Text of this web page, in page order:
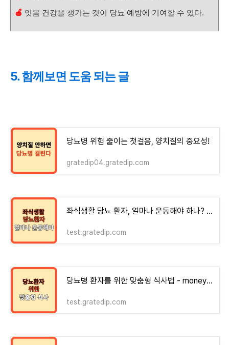
🍎 잇몸 건강을 챙기는 것이 당뇨 예방에 기여할 수 있다.
5. 함께보면 도움 되는 글
당뇨병 위험 줄이는 첫걸음, 양치질의 중요성!
gratedip04.gratedip.com
좌식생활 당뇨 환자, 얼마나 운동해야 하나? - money-health
test.gratedip.com
당뇨병 환자를 위한 맞춤형 식사법 - money-health
test.gratedip.com